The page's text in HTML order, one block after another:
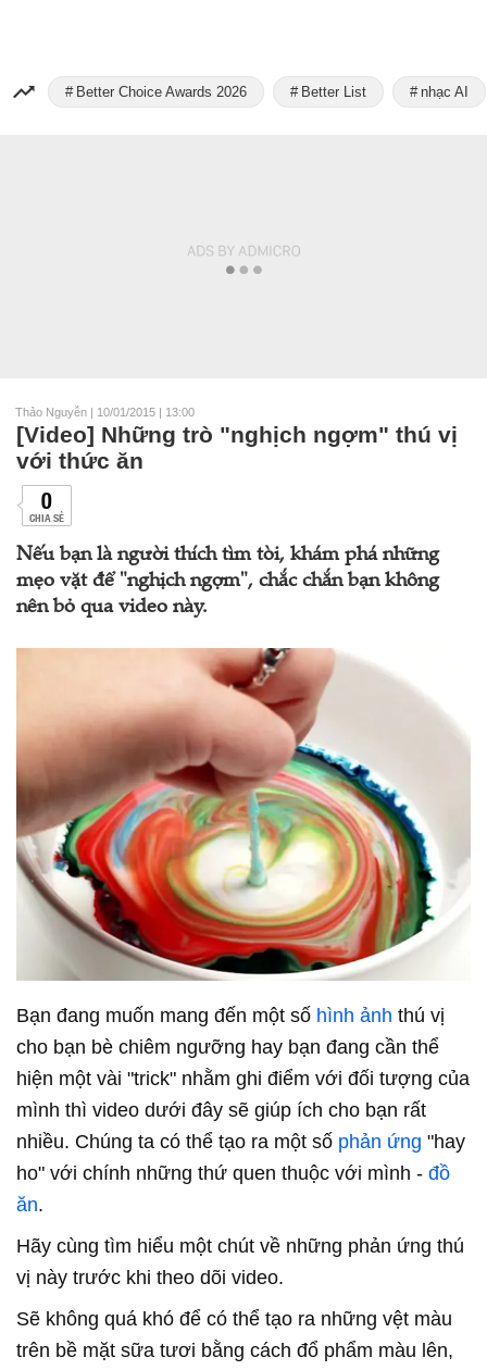
Better Choice Awards 2026 Better List nhạc AI
Thảo Nguyễn | 10/01/2015 | 13:00
[Video] Những trò "nghịch ngợm" thú vị
với thức ăn
0
CHIA SẺ
Nếu bạn là người thích tìm tòi, khám phá những
mẹo vặt để "nghịch ngợm", chắc chắn bạn không
nên bỏ qua video này.
Bạn đang muốn mang đến một số hình ảnh thú vị
cho bạn bè chiêm ngưỡng hay bạn đang cần thể
hiện một vài "trick" nhằm ghi điểm với đối tượng của
mình thì video dưới đây sẽ giúp ích cho bạn rất
nhiều. Chúng ta có thể tạo ra một số phản ứng "hay
ho" với chính những thứ quen thuộc với mình - đồ
ăn.
Hãy cùng tìm hiểu một chút về những phản ứng thú
vị này trước khi theo dõi video.
Sẽ không quá khó để có thể tạo ra những vệt màu
trên bề mặt sữa tươi bằng cách đổ phẩm màu lên,